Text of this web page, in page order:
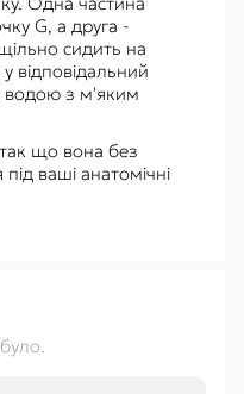
G, а друга -
сидить на
відповідальний
водою з м'яким
що вона без
ваші анатомічні